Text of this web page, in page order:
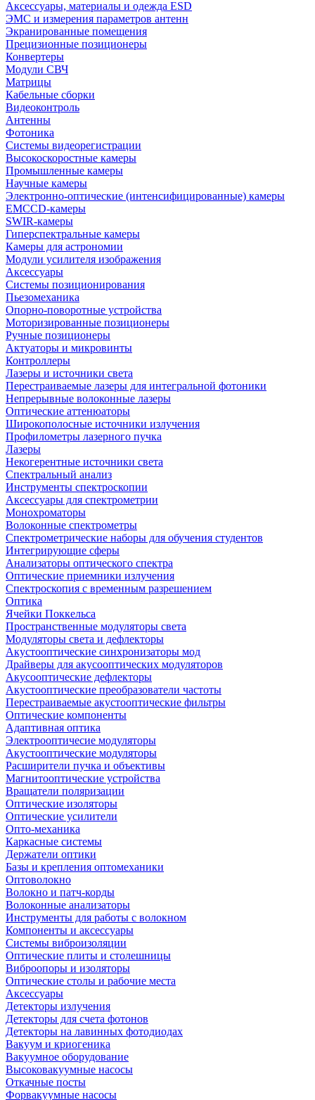
Аксессуары, материалы и одежда ESD
ЭМС и измерения параметров антенн
Экранированные помещения
Прецизионные позиционеры
Конвертеры
Модули СВЧ
Матрицы
Кабельные сборки
Видеоконтроль
Антенны
Фотоника
Cистемы видеорегистрации
Высокоскоростные камеры
Промышленные камеры
Научные камеры
Электронно-оптические (интенсифицированные) камеры
EMCCD-камеры
SWIR-камеры
Гиперспектральные камеры
Камеры для астрономии
Модули усилителя изображения
Аксессуары
Системы позиционирования
Пьезомеханика
Опорно-поворотные устройства
Моторизированные позиционеры
Ручные позиционеры
Актуаторы и микровинты
Контроллеры
Лазеры и источники света
Перестраиваемые лазеры для интегральной фотоники
Непрерывные волоконные лазеры
Оптические аттенюаторы
Широкополосные источники излучения
Профилометры лазерного пучка
Лазеры
Некогерентные источники света
Спектральный анализ
Инструменты спектроскопии
Аксессуары для спектрометрии
Монохроматоры
Волоконные спектрометры
Спектрометрические наборы для обучения студентов
Интегрирующие сферы
Анализаторы оптического спектра
Оптические приемники излучения
Спектроскопия с временным разрешением
Оптика
Ячейки Поккельса
Пространственные модуляторы света
Модуляторы света и дефлекторы
Акустооптические синхронизаторы мод
Драйверы для акусооптических модуляторов
Акусооптические дефлекторы
Акустооптические преобразователи частоты
Перестраиваемые акустооптические фильтры
Оптические компоненты
Адаптивная оптика
Электрооптичесие модуляторы
Акустооптические модуляторы
Расширители пучка и объективы
Магнитооптические устройства
Вращатели поляризации
Оптические изоляторы
Оптические усилители
Опто-механика
Каркасные системы
Держатели оптики
Базы и крепления оптомеханики
Оптоволокно
Волокно и патч-корды
Волоконные анализаторы
Инструменты для работы с волокном
Компоненты и аксессуары
Системы виброизоляции
Оптические плиты и столешницы
Виброопоры и изоляторы
Оптические столы и рабочие места
Аксессуары
Детекторы излучения
Детекторы для счета фотонов
Детекторы на лавинных фотодиодах
Вакуум и криогеника
Вакуумное оборудование
Высоковакуумные насосы
Откачные посты
Форвакуумные насосы